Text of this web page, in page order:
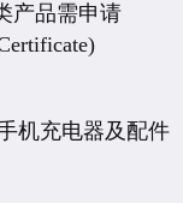
产品需申请
机充电器及配件